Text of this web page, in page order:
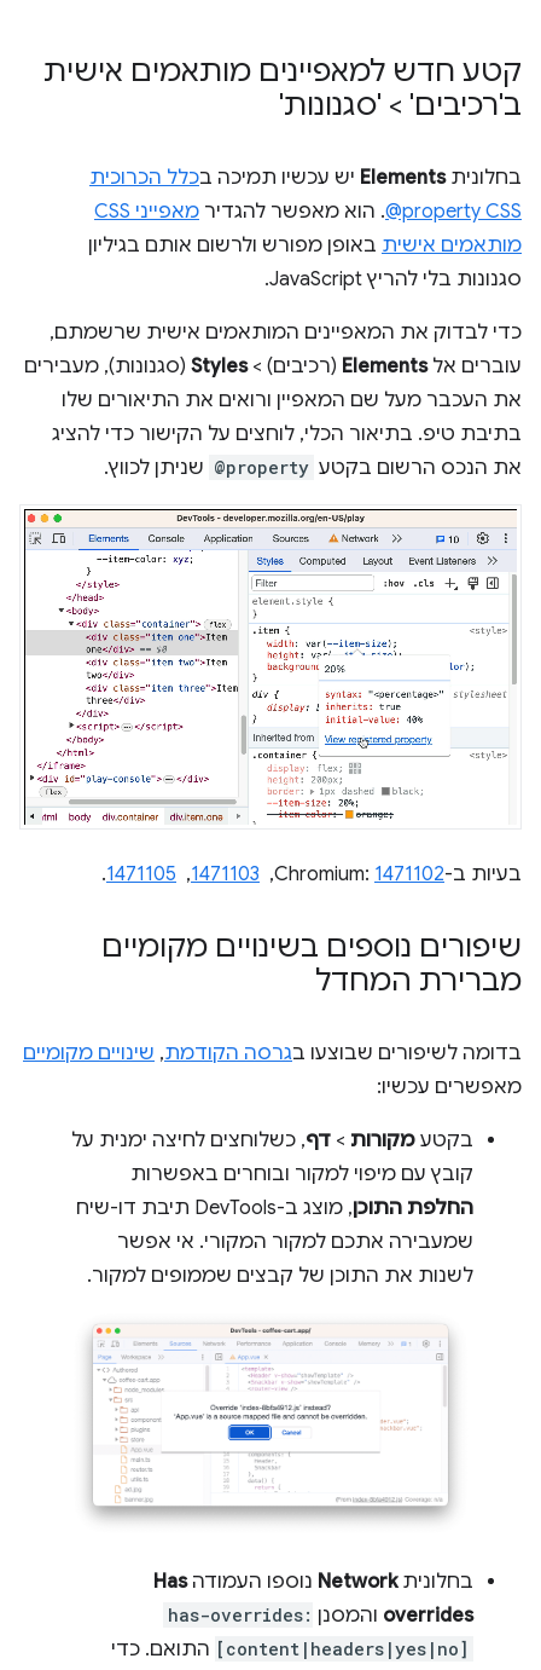
קטע חדש למאפיינים מותאמים אישית
ב'רכיבים' > 'סגנונות'
בחלוניתElements יש עכשיו תמיכה בכלל הכרוכית
‎@property CSS. הוא מאפשר להגדיר
מאפייני CSS
מותאמים אישית באופן מפורש ולרשום אותם בגיליון
סגנונות בלי להריץ JavaScript.
כדי לבדוק את המאפיינים המותאמים אישית שרשמתם,
עוברים אלElements (רכיבים) >Styles (סגנונות), מעבירים
את העכבר מעל שם המאפיין ורואים את התיאורים שלו
בתיבת טיפ. בתיאור הכלי, לוחצים על הקישור כדי להציג
את הנכס הרשום בקטע @property שניתן לכווץ.
בעיות ב-Chromium:1471102
, ‏
1471103
, ‏
1471105
.
שיפורים נוספים בשינויים מקומיים
מברירת המחדל
בדומה לשיפורים שבוצעו בגרסה הקודמת, שינויים מקומיים
מאפשרים עכשיו:
בקטע מקורות > דף, כשלוחצים לחיצה ימנית על
קובץ עם מיפוי למקור ובוחרים באפשרות
החלפת התוכן
, מוצג ב-DevTools תיבת דו-שיח
שמעבירה אתכם למקור המקורי. אי אפשר
לשנות את התוכן של קבצים שממופים למקור.
בחלוניתNetwork נוספו העמודהHas
overrides והמסנן has-overrides:
[content|headers|yes|no] התואם. כדי